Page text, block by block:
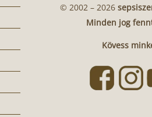
© 2002 – 2026
Minden jog
Kövess